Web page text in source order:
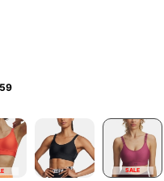
SALE